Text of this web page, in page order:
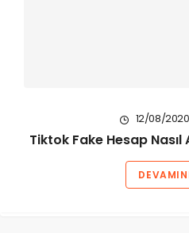
12/08/2020
Tiktok Fake Hesap Nasıl